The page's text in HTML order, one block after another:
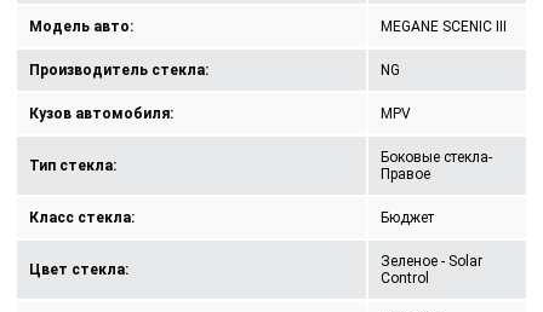
Модель авто: MEGANE SCENIC III
Производитель стекла: NG
Кузов автомобиля: MPV
Тип стекла:
Боковые стекла-
Правое
Класс стекла: Бюджет
Цвет стекла:
Зеленое - Solar
Control